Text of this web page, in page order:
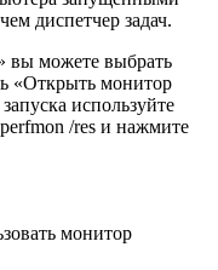
диспетчер задач.
вы можете выбрать
«Открыть монитор
используйте
/res и нажмите
монитор